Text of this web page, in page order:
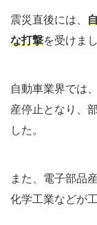
震災直後には、
な打撃を受けまし
自動車業界では
産停止となり、
した。
また、電子部品
化学工業などが